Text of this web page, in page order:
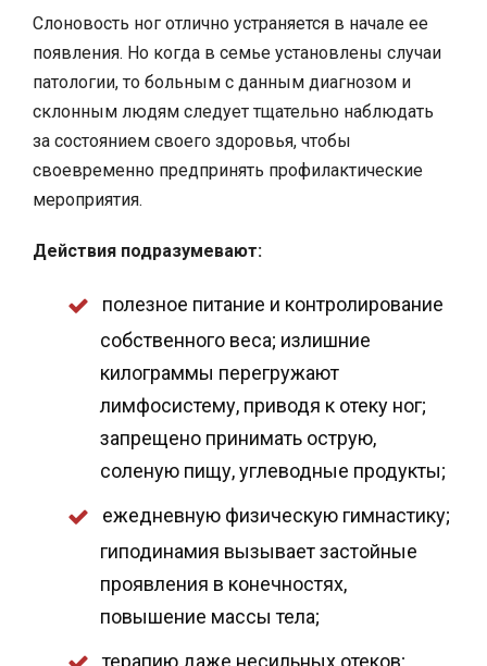
Слоновость ног отлично устраняется в начале ее
появления. Но когда в семье установлены случаи
патологии, то больным с данным диагнозом и
склонным людям следует тщательно наблюдать
за состоянием своего здоровья, чтобы
своевременно предпринять профилактические
мероприятия.
Действия подразумевают:
полезное питание и контролирование
собственного веса; излишние
килограммы перегружают
лимфосистему, приводя к отеку ног;
запрещено принимать острую,
соленую пищу, углеводные продукты;
ежедневную физическую гимнастику;
гиподинамия вызывает застойные
проявления в конечностях,
повышение массы тела;
терапию даже несильных отеков;